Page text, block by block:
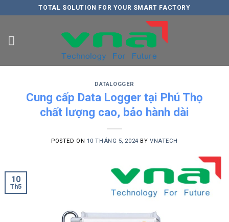
to
TOTAL SOLUTION FOR YOUR SMART FACTORY
DATALOGGER
Cung cấp Data Logger tại Phú Thọ
chất lượng cao, bảo hành dài
POSTED ON 10 THÁNG 5, 2024 BY VNATECH
10
Th5